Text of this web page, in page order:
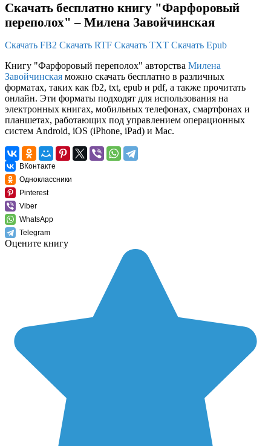
Скачать бесплатно книгу "Фарфоровый
переполох" – Милена Завойчинская
Скачать FB2 Скачать RTF Скачать TXT Скачать Epub
Книгу "Фарфоровый переполох" авторства Милена
Завойчинская можно скачать бесплатно в различных
форматах, таких как fb2, txt, epub и pdf, а также прочитать
онлайн. Эти форматы подходят для использования на
электронных книгах, мобильных телефонах, смартфонах и
планшетах, работающих под управлением операционных
систем Android, iOS (iPhone, iPad) и Mac.
ВКонтакте
Одноклассники
Pinterest
Viber
WhatsApp
Telegram
Оцените книгу